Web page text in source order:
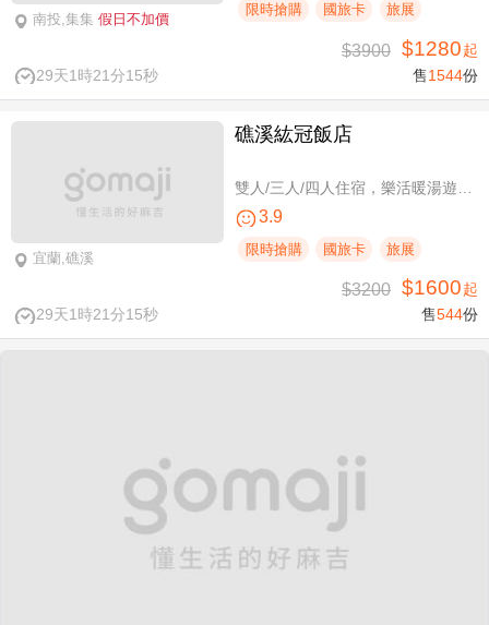
南投,集集 假日不加價
限時搶購 國旅卡 旅展
29天1時21分14秒
$3900 $1280起
售1544份
宜蘭,礁溪
礁溪紘冠飯店
3.9
限時搶購 國旅卡 旅展
29天1時21分14秒
$3200 $1600起
售544份